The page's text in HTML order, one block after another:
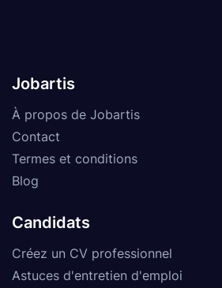
Jobartis
À propos de Jobartis
Contact
Termes et conditions
Blog
Candidats
Créez un CV professionnel
Astuces d'entretien d'emploi